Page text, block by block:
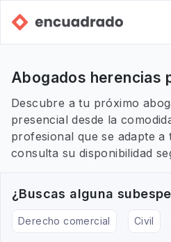
Abogados herencias
Descubre a tu próximo
presencial desde la
profesional que se adapte a
consulta su disponibilidad
¿Buscas alguna
Derecho comercial Civil